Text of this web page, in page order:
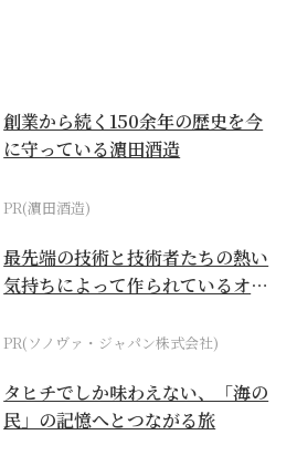
創業から続く150余年の歴史を今
に守っている濵田酒造
PR(濵田酒造)
最先端の技術と技術者たちの熱い
気持ちによって作られているオー
PR(ソノヴァ・ジャパン株式会社)
タヒチでしか味わえない、「海の
民」の記憶へとつながる旅